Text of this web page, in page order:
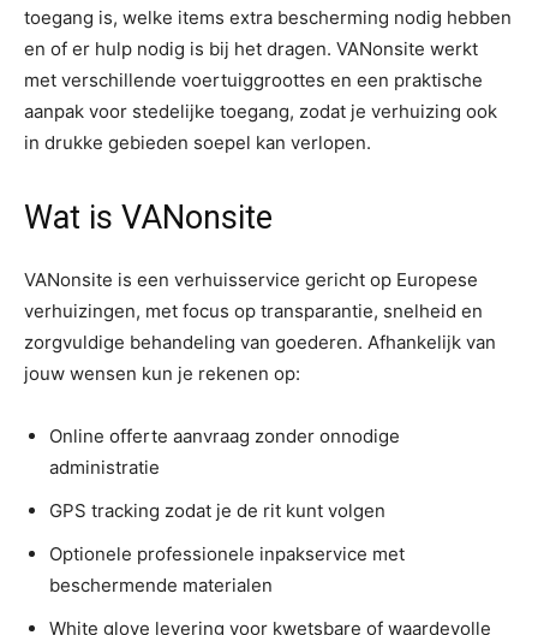
toegang is, welke items extra bescherming nodig hebben
en of er hulp nodig is bij het dragen. VANonsite werkt
met verschillende voertuiggroottes en een praktische
aanpak voor stedelijke toegang, zodat je verhuizing ook
in drukke gebieden soepel kan verlopen.
Wat is VANonsite
VANonsite is een verhuisservice gericht op Europese
verhuizingen, met focus op transparantie, snelheid en
zorgvuldige behandeling van goederen. Afhankelijk van
jouw wensen kun je rekenen op:
Online offerte aanvraag zonder onnodige
administratie
GPS tracking zodat je de rit kunt volgen
Optionele professionele inpakservice met
beschermende materialen
White glove levering voor kwetsbare of waardevolle